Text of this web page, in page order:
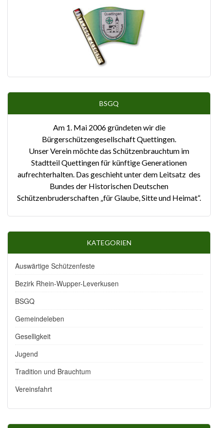
BSGQ
Am 1. Mai 2006 gründeten wir die
Bürgerschützengesellschaft Quettingen.
Unser Verein möchte das Schützenbrauchtum im
Stadtteil Quettingen für künftige Generationen
aufrechterhalten. Das geschieht unter dem Leitsatz des
Bundes der Historischen Deutschen
Schützenbruderschaften „für Glaube, Sitte und Heimat“.
KATEGORIEN
Auswärtige Schützenfeste
Bezirk Rhein-Wupper-Leverkusen
BSGQ
Gemeindeleben
Geselligkeit
Jugend
Tradition und Brauchtum
Vereinsfahrt